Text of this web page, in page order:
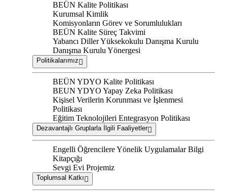
BEÜN Kalite Politikası
Kurumsal Kimlik
Komisyonların Görev ve Sorumlulukları
BEÜN Kalite Süreç Takvimi
Yabancı Diller Yüksekokulu Danışma Kurulu
Danışma Kurulu Yönergesi
Politikalarımız
BEÜN YDYO Kalite Politikası
BEUN YDYO Yapay Zeka Politikası
Kişisel Verilerin Korunması ve İşlenmesi
Politikası
Eğitim Teknolojileri Entegrasyon Politikası
Dezavantajlı Gruplarla İlgili Faaliyetler
Engelli Öğrencilere Yönelik Uygulamalar Bilgi
Kitapçığı
Sevgi Evi Projemiz
Toplumsal Katkı